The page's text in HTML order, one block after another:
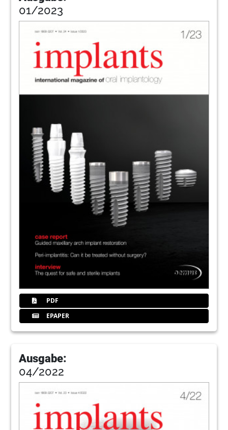
01/2023
PDF
EPAPER
Ausgabe:
04/2022